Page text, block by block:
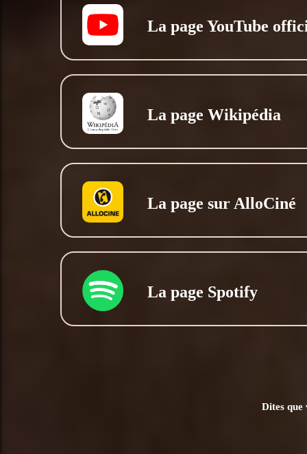
La page YouTube
La page Wikipédia
La page sur AlloCiné
La page Spotify
Dites que